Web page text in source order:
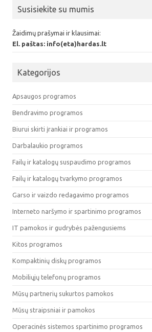
Susisiekite su mumis
Žaidimų prašymai ir klausimai:
El. paštas: info(eta)hardas.lt
Kategorijos
Apsaugos programos
Bendravimo programos
Biurui skirti įrankiai ir programos
Darbalaukio programos
Failų ir katalogų suspaudimo programos
Failų ir katalogų tvarkymo programos
Garso ir vaizdo redagavimo programos
Interneto naršymo ir spartinimo programos
IT pamokos ir gudrybės pažengusiems
Kitos programos
Kompaktinių diskų programos
Mobiliųjų telefonų programos
Mūsų partnerių sukurtos pamokos
Mūsų straipsniai ir pamokos
Operacinės sistemos spartinimo programos